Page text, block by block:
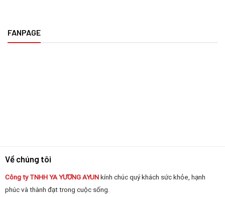
FANPAGE
Về chúng tôi
Công ty TNHH YA YƯƠNG AYUNkính chúc quý khách sức khỏe, hạnh
phúc và thành đạt trong cuộc sống.